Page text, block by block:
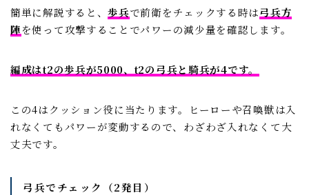
簡単に解説すると、歩兵で前衛をチェックする時は弓兵方
陣を使って攻撃することでパワーの減少量を確認します。
編成はt2の歩兵が5000、t2の弓兵と騎兵が4です。
この4はクッション役に当たります。ヒーローや召喚獣は入
れなくてもパワーが変動するので、わざわざ入れなくて大
丈夫です。
弓兵でチェック（2発目）